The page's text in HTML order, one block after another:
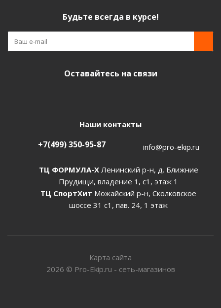
Будьте всегда в курсе!
Оставайтесь на связи
Наши контакты
+7(499) 350-95-87 info@pro-ekip.ru
ТЦ ФОРМУЛА-ХЛенинский р-н, д. Ближние
Прудищи, владение 1, с1, этаж 1
ТЦ СпортХит Можайский р-н, Сколковское
шоссе 31 с1, пав. 24, 1 этаж
Карта сайта
2026 © Pro-Ekip.ru - сеть-магазинов